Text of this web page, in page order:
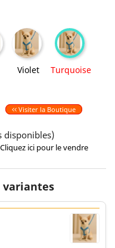
Violet
Violet
Turquoise
Turquoise
Visiter la Boutique
disponibles)
Cliquez ici pour le vendre
variantes